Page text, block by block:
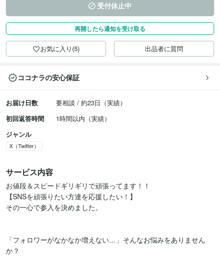
受付休止中
再開したら通知を受け取る
お気に入り(5) 出品者に質問
ココナラの安心保証
お届け日数
要相談 / 約23日（実績）
初回返答時間
1時間以内（実績）
ジャンル
X（Twitter）
サービス内容
お値段＆スピードギリギリで頑張ってます！！
【SNSを頑張りたい方達を応援したい！】
その一心で参入を決めました。
「フォロワーがなかなか増えない…」そんなお悩みをありません
か？